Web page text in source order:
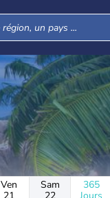
Ven
21
Sam
22
365
Jours